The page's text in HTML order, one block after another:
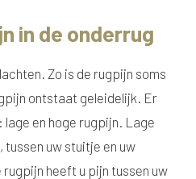
in de onderrug
Zo is de rugpijn soms
ontstaat geleidelijk. Er
en hoge rugpijn. Lage
tussen uw stuitje en uw
heeft u pijn tussen uw